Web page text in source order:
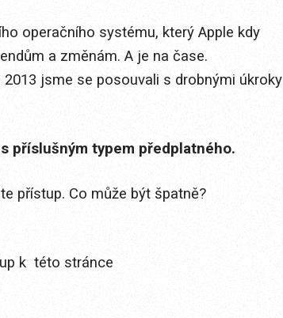
operačního systému, který Apple kdy
a změnám. A je na čase.
jsme se posouvali s drobnými úkroky
příslušným typem předplatného.
přístup. Co může být špatně?
k této stránce